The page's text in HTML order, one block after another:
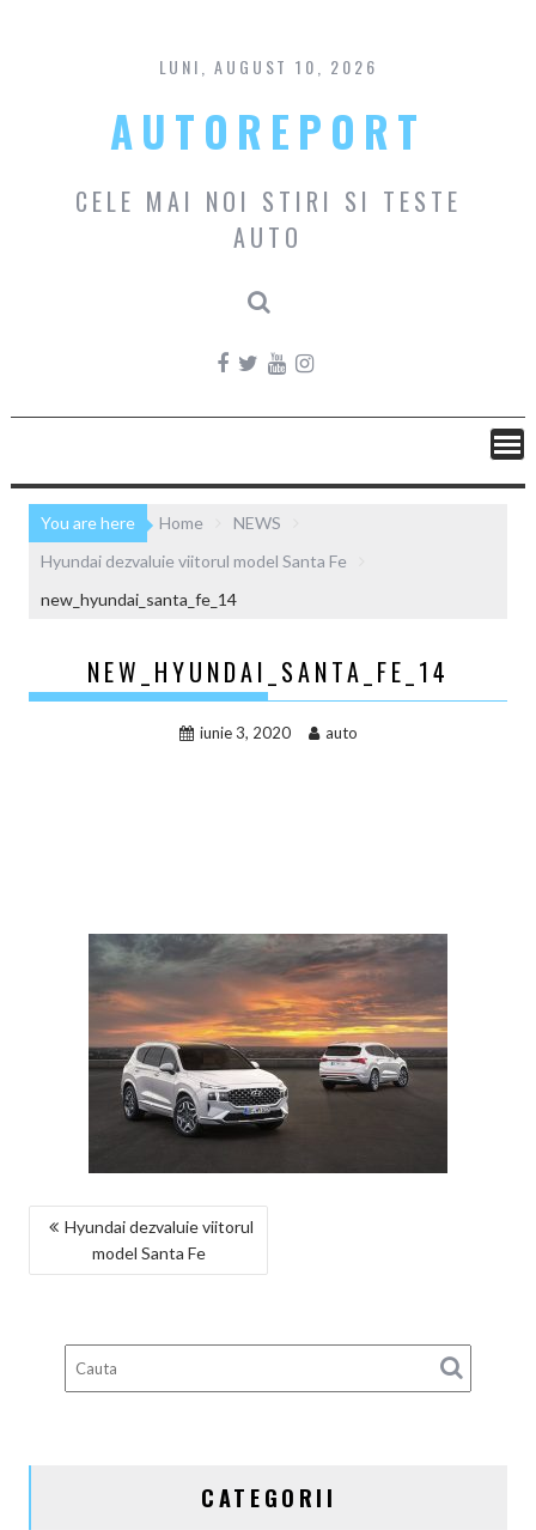
content
LUNI, AUGUST 10, 2026
AUTOREPORT
CELE MAI NOI STIRI SI TESTE
AUTO
You are here Home
NEWS
Hyundai dezvaluie viitorul model Santa Fe
new_hyundai_santa_fe_14
NEW_HYUNDAI_SANTA_FE_14
iunie 3, 2020 auto
NAVIGARE
Hyundai dezvaluie viitorul
model Santa Fe
CATEGORII